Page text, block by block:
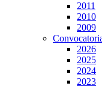
2011
2010
2009
2026
2025
2024
2023